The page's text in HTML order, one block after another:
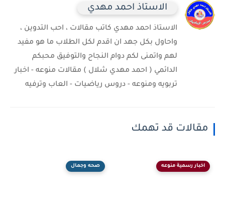
الاستاذ احمد مهدي
الاستاذ احمد مهدي كاتب مقالات ، احب التدوين ،
واحاول بكل جهد ان اقدم لكل الطلاب ما هو مفيد
لهم واتمنى لكم دوام النجاح والتوفيق محبكم
الدائمي ( احمد مهدي شلال ) مقالات منوعه - اخبار
تربويه ومنوعه - دروس رياضيات - العاب وترفيه
مقالات قد تهمك
اخبار رسمية منوعه صحه وجمال